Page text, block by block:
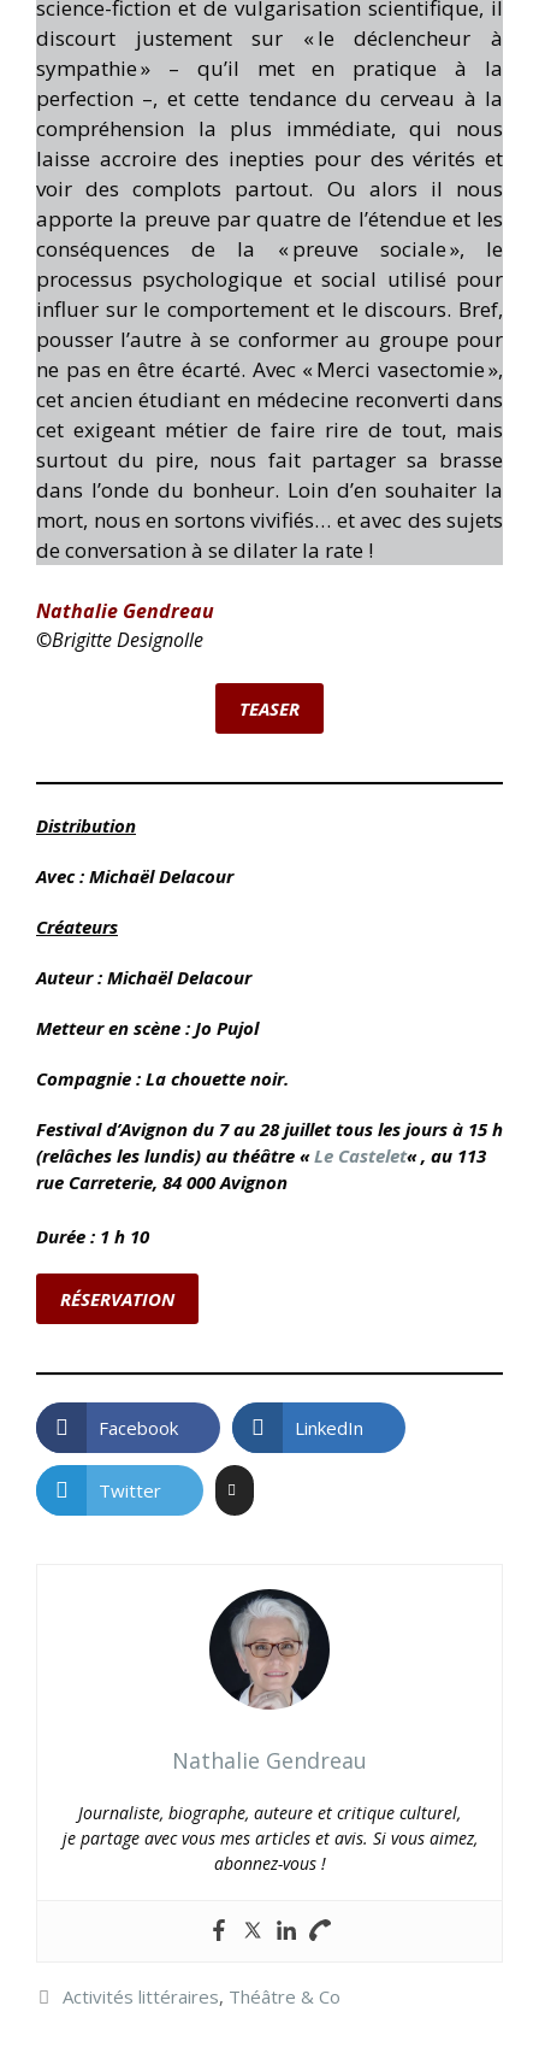
science-fiction et de vulgarisation scientifique, il
discourt justement sur « le déclencheur à
sympathie » – qu’il met en pratique à la
perfection –, et cette tendance du cerveau à la
compréhension la plus immédiate, qui nous
laisse accroire des inepties pour des vérités et
voir des complots partout. Ou alors il nous
apporte la preuve par quatre de l’étendue et les
conséquences de la « preuve sociale », le
processus psychologique et social utilisé pour
influer sur le comportement et le discours. Bref,
pousser l’autre à se conformer au groupe pour
ne pas en être écarté. Avec « Merci vasectomie »,
cet ancien étudiant en médecine reconverti dans
cet exigeant métier de faire rire de tout, mais
surtout du pire, nous fait partager sa brasse
dans l’onde du bonheur. Loin d’en souhaiter la
mort, nous en sortons vivifiés… et avec des sujets
de conversation à se dilater la rate !
Nathalie Gendreau
©Brigitte Designolle
TEASER
Distribution
Avec : Michaël Delacour
Créateurs
Auteur : Michaël Delacour
Metteur en scène : Jo Pujol
Compagnie : La chouette noir.
Festival d’Avignon du 7 au 28 juillet tous les jours à 15 h
(relâches les lundis) au théâtre «Le Castelet« , au 113
rue Carreterie, 84 000 Avignon
Durée : 1 h 10
RÉSERVATION
Facebook LinkedIn
Twitter
Nathalie Gendreau
Journaliste, biographe, auteure et critique culturel,
je partage avec vous mes articles et avis. Si vous aimez,
abonnez-vous !
Catégories
Activités littéraires, Théâtre & Co